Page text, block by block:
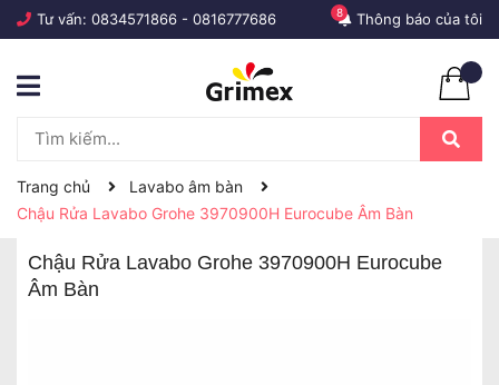
Tư vấn: 0834571866 - 0816777686 Thông báo của tôi
8
Trang chủ
Lavabo âm bàn
Chậu Rửa Lavabo Grohe 3970900H Eurocube Âm Bàn
Chậu Rửa Lavabo Grohe 3970900H Eurocube
Âm Bàn